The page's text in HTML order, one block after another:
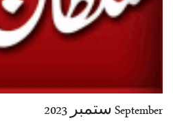
September ستمبر 2023